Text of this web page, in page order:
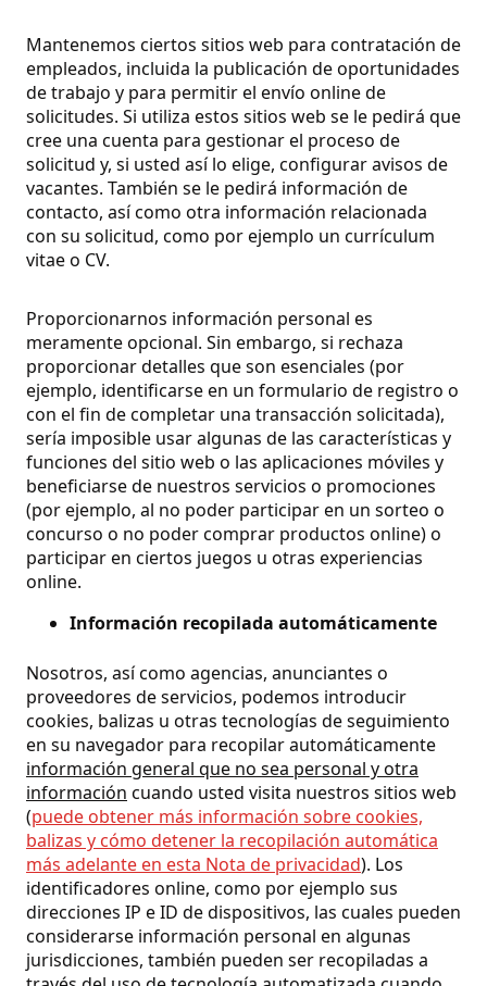
Mantenemos ciertos sitios web para contratación de
empleados, incluida la publicación de oportunidades
de trabajo y para permitir el envío online de
solicitudes. Si utiliza estos sitios web se le pedirá que
cree una cuenta para gestionar el proceso de
solicitud y, si usted así lo elige, configurar avisos de
vacantes. También se le pedirá información de
contacto, así como otra información relacionada
con su solicitud, como por ejemplo un currículum
vitae o CV.
Proporcionarnos información personal es
meramente opcional. Sin embargo, si rechaza
proporcionar detalles que son esenciales (por
ejemplo, identificarse en un formulario de registro o
con el fin de completar una transacción solicitada),
sería imposible usar algunas de las características y
funciones del sitio web o las aplicaciones móviles y
beneficiarse de nuestros servicios o promociones
(por ejemplo, al no poder participar en un sorteo o
concurso o no poder comprar productos online) o
participar en ciertos juegos u otras experiencias
online.
Información recopilada automáticamente
Nosotros, así como agencias, anunciantes o
proveedores de servicios, podemos introducir
cookies, balizas u otras tecnologías de seguimiento
en su navegador para recopilar automáticamente
información general que no sea personal y otra
información cuando usted visita nuestros sitios web
(puede obtener más información sobre cookies,
balizas y cómo detener la recopilación automática
más adelante en esta Nota de privacidad). Los
identificadores online, como por ejemplo sus
direcciones IP e ID de dispositivos, las cuales pueden
considerarse información personal en algunas
jurisdicciones, también pueden ser recopiladas a